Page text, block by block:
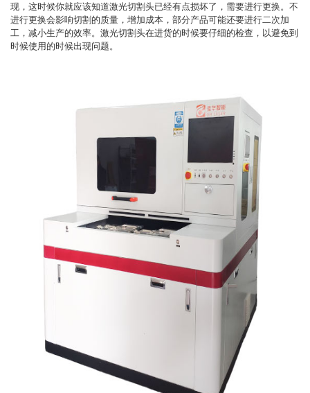
现，这时候你就应该知道激光切割头已经有点损坏了，需要进行更换。不
进行更换会影响切割的质量，增加成本，部分产品可能还要进行二次加
工，减小生产的效率。激光切割头在进货的时候要仔细的检查，以避免到
时候使用的时候出现问题。